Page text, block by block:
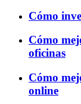
Cómo
Cómo
oficinas
Cómo
online